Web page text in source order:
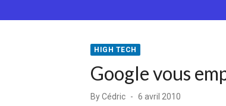
HIGH TECH
Google vous
ByCédric
Posted
6 avril 2010